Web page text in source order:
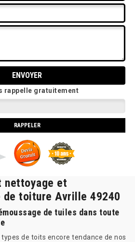
rappelle gratuitement
nettoyage et
de toiture Avrille 49240
de tuiles dans toute
de toits encore tendance de nos